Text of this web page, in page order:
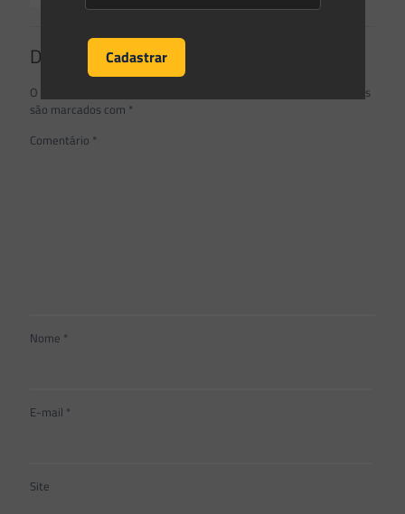
Deixe um comentário
O seu endereço de e-mail não será publicado.
Campos obrigatórios
são marcados com *
Comentário *
Nome *
E-mail *
Site